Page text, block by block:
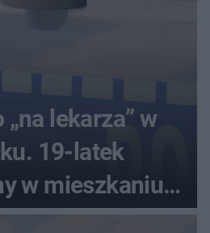
lekarza” w
19-latek
w mieszkaniu